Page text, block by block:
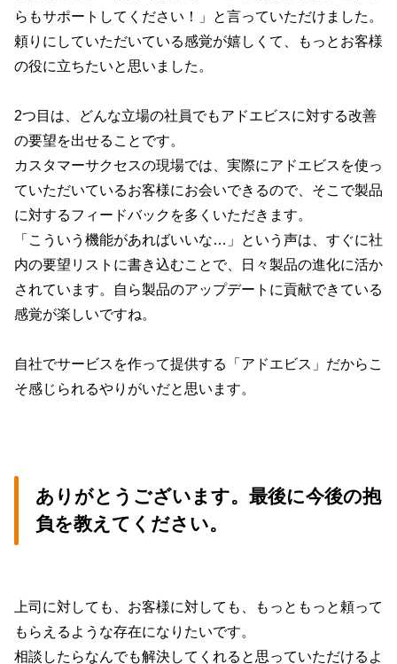
らもサポートしてください！」と言っていただけました。
頼りにしていただいている感覚が嬉しくて、もっとお客様
の役に立ちたいと思いました。
2つ目は、どんな立場の社員でもアドエビスに対する改善
の要望を出せることです。
カスタマーサクセスの現場では、実際にアドエビスを使っ
ていただいているお客様にお会いできるので、そこで製品
に対するフィードバックを多くいただきます。
「こういう機能があればいいな…」という声は、すぐに社
内の要望リストに書き込むことで、日々製品の進化に活か
されています。自ら製品のアップデートに貢献できている
感覚が楽しいですね。
自社でサービスを作って提供する「アドエビス」だからこ
そ感じられるやりがいだと思います。
ありがとうございます。最後に今後の抱
負を教えてください。
上司に対しても、お客様に対しても、もっともっと頼って
もらえるような存在になりたいです。
相談したらなんでも解決してくれると思っていただけるよ